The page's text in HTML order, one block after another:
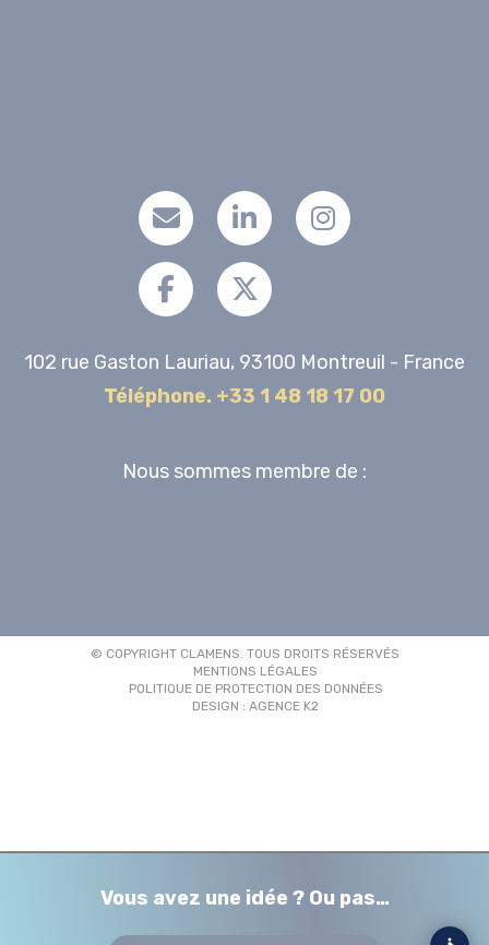
102 rue Gaston Lauriau, 93100 Montreuil - France
Téléphone. +33 1 48 18 17 00
Nous sommes membre de :
© COPYRIGHT CLAMENS. TOUS DROITS RÉSERVÉS
MENTIONS LÉGALES
POLITIQUE DE PROTECTION DES DONNÉES
DESIGN : AGENCE K2
Vous avez une idée ? Ou pas…
Vous souhaitez réaliser le stand de
Vous cherchez une équipe de choc ?